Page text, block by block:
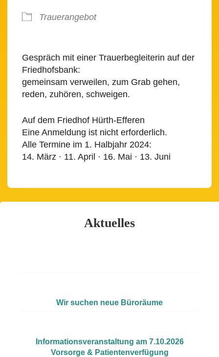
Trauerangebot
Gespräch mit einer Trauerbegleiterin auf der
Friedhofsbank:
gemeinsam verweilen, zum Grab gehen,
reden, zuhören, schweigen.
Auf dem Friedhof Hürth-Efferen
Eine Anmeldung ist nicht erforderlich.
Alle Termine im 1. Halbjahr 2024:
14. März · 11. April · 16. Mai · 13. Juni
Aktuelles
Wir suchen neue Büroräume
Informationsveranstaltung am 7.10.2026
Vorsorge & Patientenverfügung